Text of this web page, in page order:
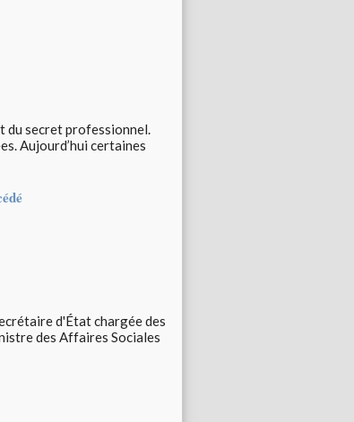
du secret professionnel.
Aujourd’hui certaines
d'État chargée des
des Affaires Sociales